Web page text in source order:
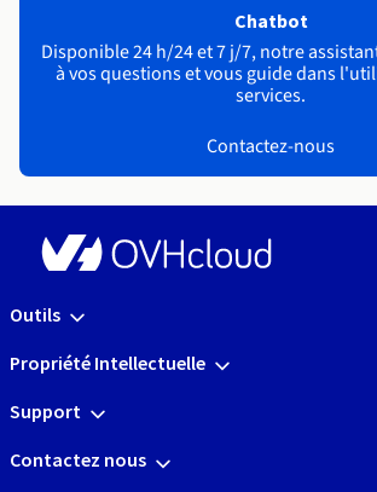
Chatbot
Disponible 24 h/24 et 7 j/7, notre
à vos questions et vous guide dans
services.
Contactez-nous
Outils
Propriété Intellectuelle
Support
Contactez nous